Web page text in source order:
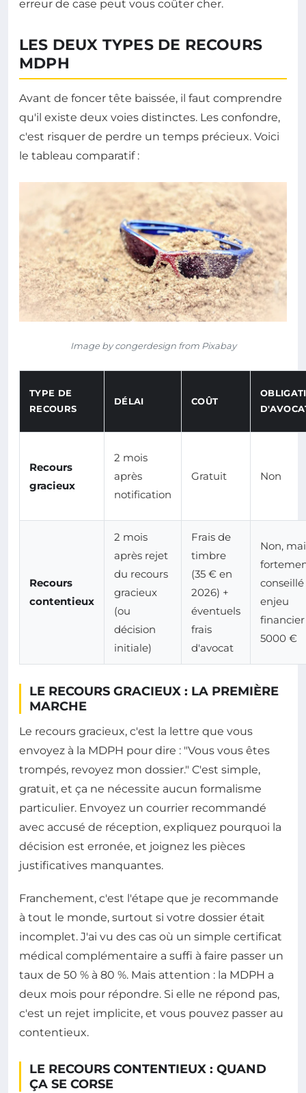
erreur de case peut vous coûter cher.
LES DEUX TYPES DE RECOURS
MDPH
Avant de foncer tête baissée, il faut comprendre
qu'il existe deux voies distinctes. Les confondre,
c'est risquer de perdre un temps précieux. Voici
le tableau comparatif :
Image by congerdesign from Pixabay
TYPE DE
RECOURS
DÉLAI COÛT
Recours
gracieux
2 mois
après
notification
Gratuit Non
Recours
contentieux
2 mois
après rejet
du recours
gracieux
(ou
décision
initiale)
Frais de
timbre
(35 € en
2026) +
éventuels
frais
d'avocat
Non,
conseillé
enjeu
financier
5000 €
LE RECOURS GRACIEUX : LA PREMIÈRE
MARCHE
Le recours gracieux, c'est la lettre que vous
envoyez à la MDPH pour dire : "Vous vous êtes
trompés, revoyez mon dossier." C'est simple,
gratuit, et ça ne nécessite aucun formalisme
particulier. Envoyez un courrier recommandé
avec accusé de réception, expliquez pourquoi la
décision est erronée, et joignez les pièces
justificatives manquantes.
Franchement, c'est l'étape que je recommande
à tout le monde, surtout si votre dossier était
incomplet. J'ai vu des cas où un simple certificat
médical complémentaire a suffi à faire passer un
taux de 50 % à 80 %. Mais attention : la MDPH a
deux mois pour répondre. Si elle ne répond pas,
c'est un rejet implicite, et vous pouvez passer au
contentieux.
LE RECOURS CONTENTIEUX : QUAND
ÇA SE CORSE